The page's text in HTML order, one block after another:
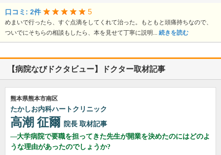
口コミ: 2件 5
めまいで行ったら、すぐ点滴をしてくれて治った。もともと頭痛持ちなので、
ついでにそちらの相談もしたら、本を見せて丁寧に説明... 続きを読む
【病院なびドクタビュー】ドクター取材記事
熊本県熊本市南区
たかしお内科ハートクリニック
高潮 征爾 院長 取材記事
大学病院で要職を担ってきた先生が開業を決めたのにはどのよ
うな理由があったのでしょうか?